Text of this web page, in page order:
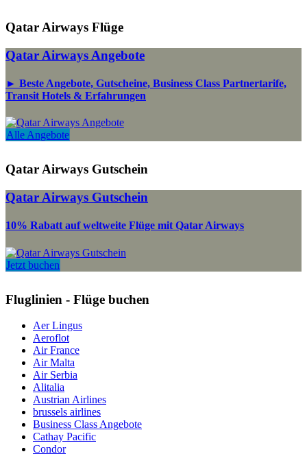
Qatar Airways Flüge
Qatar Airways Angebote
► Beste Angebote, Gutscheine, Business Class Partnertarife,
Transit Hotels & Erfahrungen
Alle Angebote
Qatar Airways Gutschein
Qatar Airways Gutschein
10% Rabatt auf weltweite Flüge mit Qatar Airways
Jetzt buchen
Fluglinien - Flüge buchen
Aer Lingus
Aeroflot
Air France
Air Malta
Air Serbia
Alitalia
Austrian Airlines
brussels airlines
Business Class Angebote
Cathay Pacific
Condor